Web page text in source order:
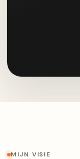
MIJN VISIE